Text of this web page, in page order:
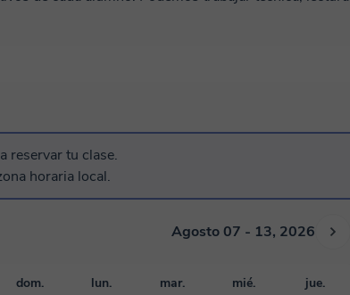
musical. Creo que aprender piano
reservar tu clase.
horaria local.
Agosto 07 - 13, 2026
dom.
lun.
mar.
mié.
jue.